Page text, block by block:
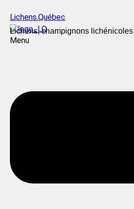
Lichens.Québec
Lichens, champignons
Menu